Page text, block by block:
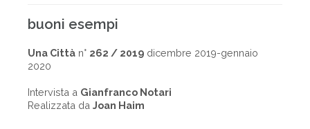
buoni esempi
Una Città n° 262 / 2019 dicembre 2019-gennaio
2020
Intervista a Gianfranco Notari
Realizzata da Joan Haim